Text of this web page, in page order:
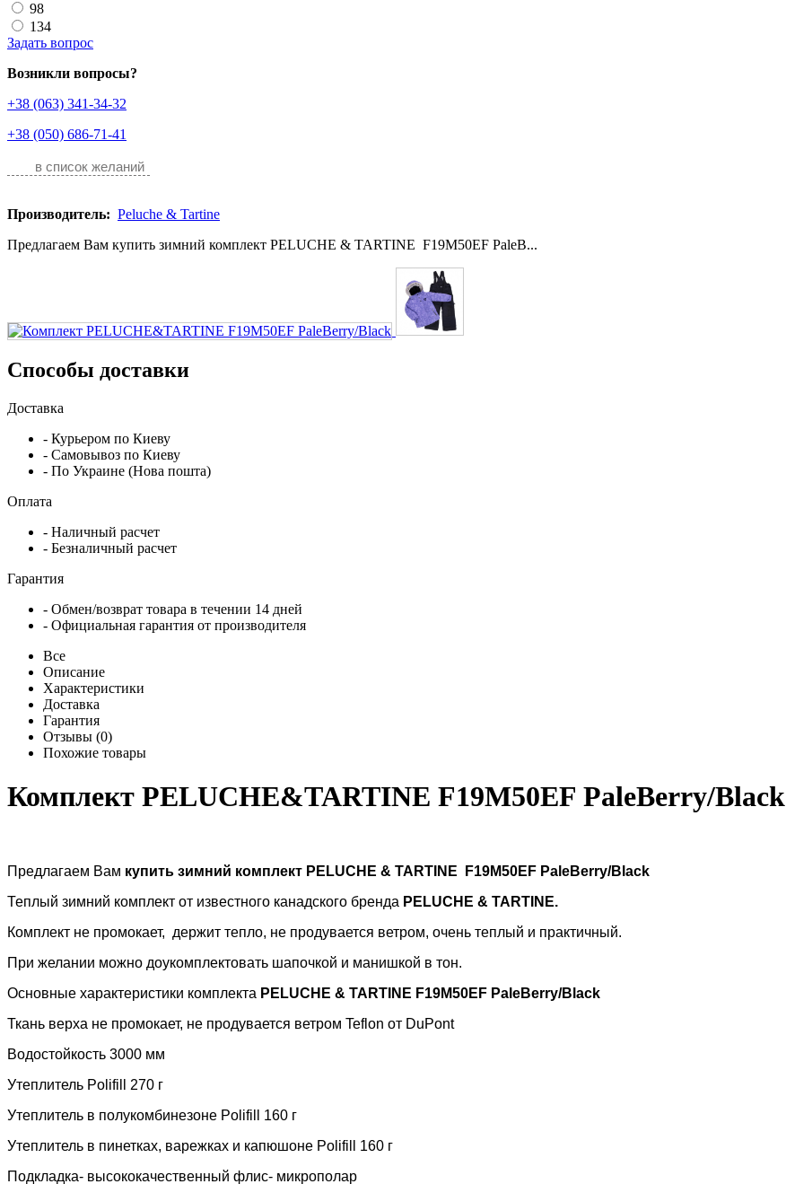
98
134
Задать вопрос
Возникли вопросы?
+38 (063) 341-34-32
+38 (050) 686-71-41
в список желаний
Производитель: Peluche & Tartine
Предлагаем Вам купить зимний комплект PELUCHE & TARTINE F19M50EF PaleB...
Способы доставки
Доставка
- Курьером по Киеву
- Самовывоз по Киеву
- По Украине (Нова пошта)
Оплата
- Наличный расчет
- Безналичный расчет
Гарантия
- Обмен/возврат товара в течении 14 дней
- Официальная гарантия от производителя
Все
Описание
Характеристики
Доставка
Гарантия
Отзывы (0)
Похожие товары
Комплект PELUCHE&TARTINE F19M50EF PaleBerry/Black
Предлагаем Вам купить зимний комплект PELUCHE & TARTINE
F19M50EF PaleBerry/Black
Теплый зимний комплект от известного канадского бренда PELUCHE & TARTINE.
Комплект не промокает, держит тепло, не продувается ветром, очень теплый и практичный.
При желании можно доукомплектовать шапочкой и манишкой в тон.
Основные характеристики комплекта PELUCHE & TARTINE F19M50EF PaleBerry/Black
Ткань верха не промокает, не продувается ветром Teflon от DuPont
Водостойкость 3000 мм
Утеплитель Polifill 270 г
Утеплитель в полукомбинезоне Polifill 160 г
Утеплитель в пинетках, варежках и капюшоне Polifill 160 г
Подкладка- высококачественный флис- микрополар